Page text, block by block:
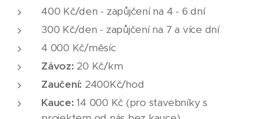
400 Kč/den - zapůjčení na 4 - 6 dní
300 Kč/den - zapůjčení na 7 a více dní
4 000 Kč/měsíc
Závoz: 20 Kč/km
Zaučení: 2400Kč/hod
Kauce: 14 000 Kč (pro stavebníky s